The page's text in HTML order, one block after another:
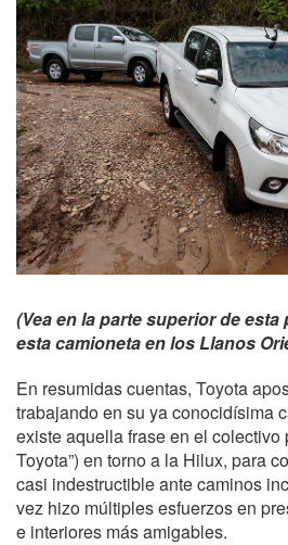
(Vea en la parte superior de esta
esta camioneta en los Llanos
En resumidas cuentas, Toyota
trabajando en su ya conocidísima
existe aquella frase en el colectivo
Toyota”) en torno a la Hilux, para
casi indestructible ante caminos
vez hizo múltiples esfuerzos en
e interiores más amigables.